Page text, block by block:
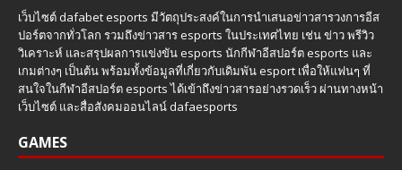
เว็บไซต์ dafabet esports มีวัตถุประสงค์ในการนำเสนอข่าวสารวงการอีส
ปอร์ตจากทั่วโลก รวมถึงข่าวสาร esports ในประเทศไทย เช่น ข่าว พรีวิว
วิเคราะห์ และสรุปผลการแข่งขัน esports นักกีฬาอีสปอร์ต esports และ
เกมต่างๆ เป็นต้น พร้อมทั้งข้อมูลที่เกี่ยวกับเดิมพัน esport เพื่อให้แฟนๆ ที่
สนใจในกีฬาอีสปอร์ต esports ได้เข้าถึงข่าวสารอย่างรวดเร็ว ผ่านทางหน้า
เว็บไซต์ และสื่อสังคมออนไลน์ dafaesports
GAMES